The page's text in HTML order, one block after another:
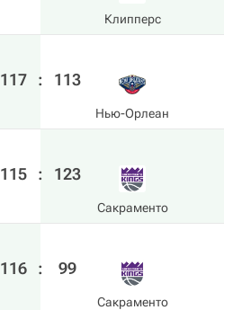
Клипперс
117 : 113
Нью-Орлеан
115 : 123
Сакраменто
116 : 99
Сакраменто